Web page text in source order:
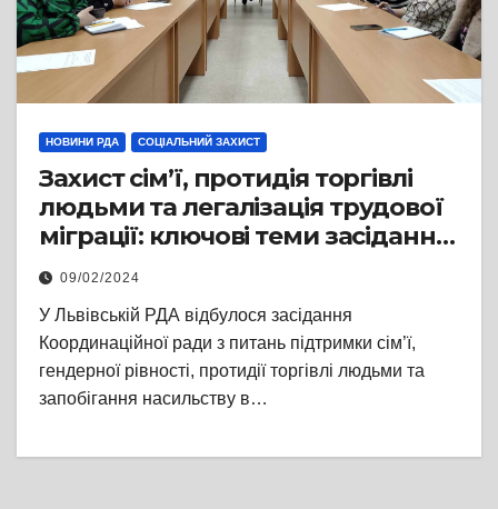
НОВИНИ РДА СОЦІАЛЬНИЙ ЗАХИСТ
Захист сім’ї, протидія торгівлі
людьми та легалізація трудової
міграції: ключові теми засідання
Координаційної ради
09/02/2024
У Львівській РДА відбулося засідання
Координаційної ради з питань підтримки сім’ї,
гендерної рівності, протидії торгівлі людьми та
запобігання насильству в…